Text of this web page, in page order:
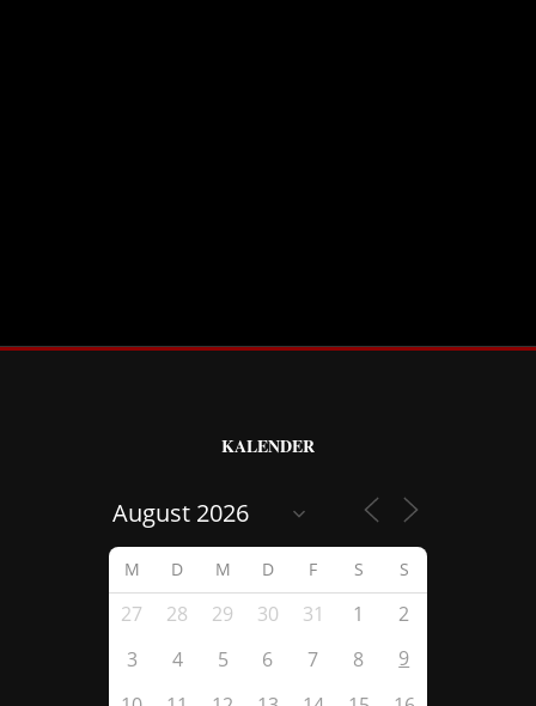
KALENDER
M D M D F S S
27 28 29 30 31 1
2
3
4 5 6 7 8
9